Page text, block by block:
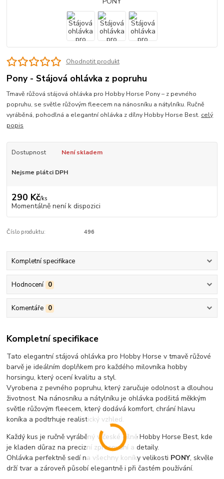
Ohodnotit produkt
Pony - Stájová ohlávka z popruhu
Tmavě růžová stájová ohlávka pro Hobby Horse Pony – z pevného
popruhu, se světle růžovým fleecem na nánosníku a nátylníku. Ručně
vyráběná, pohodlná a elegantní ohlávka z dílny Hobby Horse Best. celý
popis
Dostupnost Není skladem
Nejsme plátci DPH
290 Kč/ks
Momentálně není k dispozici
Číslo produktu: 496
Kompletní specifikace
Hodnocení 0
Komentáře 0
Kompletní specifikace
Tato elegantní stájová ohlávka pro Hobby Horse v tmavě růžové
barvě je ideálním doplňkem pro každého milovníka hobby
horsingu, který ocení kvalitu a styl.
Vyrobena z pevného popruhu, který zaručuje odolnost a dlouhou
životnost. Na nánosníku a nátylníku je ohlávka podšitá měkkým
světle růžovým fleecem, který dodává komfort, chrání hlavu
koníka a podtrhuje realistický vzhled.
Každý kus je ručně vyráběný v české dílně Hobby Horse Best, kde
je kladen důraz na precizní zpracování a detaily.
Ohlávka perfektně sedí na všechny koníky velikosti PONY, skvěle
drží tvar a zároveň působí elegantně i při častém používání.